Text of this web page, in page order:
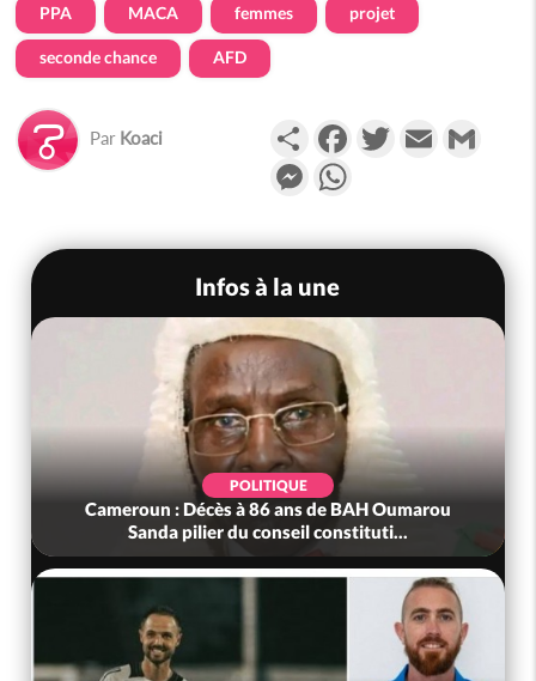
PPA MACA femmes projet
seconde chance AFD
Par Koaci PartagerFacebookTwitterEmail
Messenger
Infos à la une
POLITIQUE
Cameroun : Décès à 86 ans de BAH Oumarou
Sanda pilier du conseil constituti...